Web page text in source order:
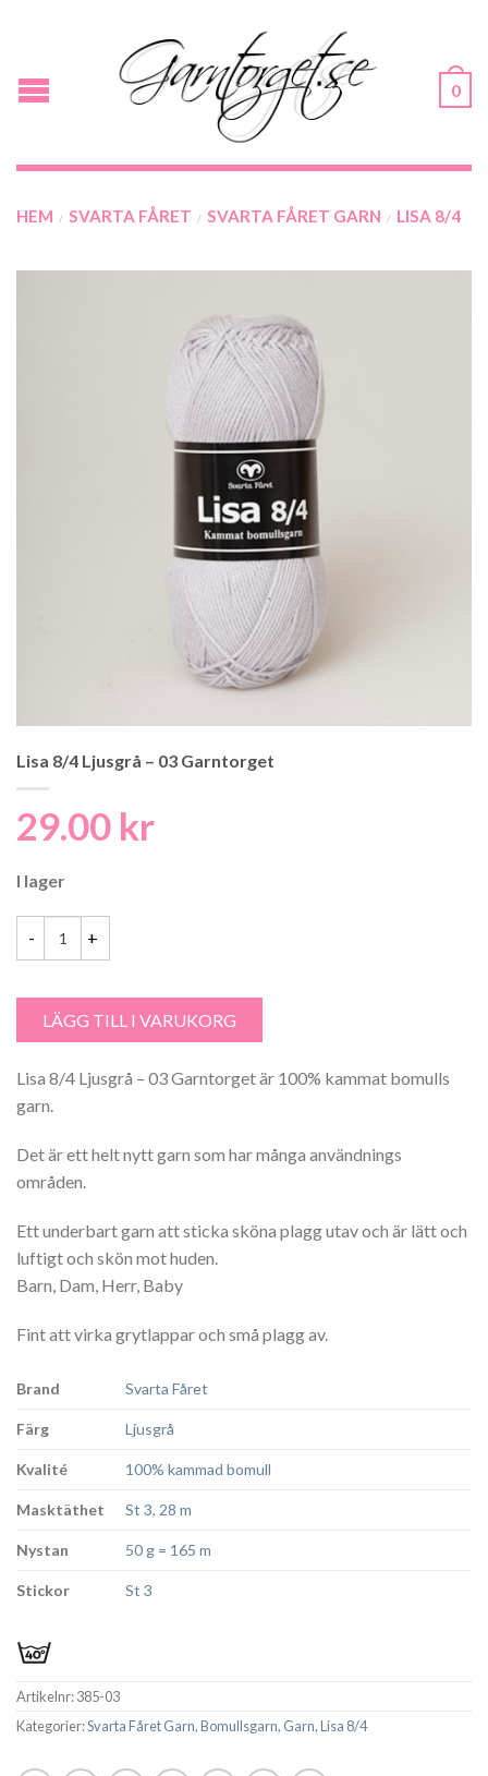
0
HEM / SVARTA FÅRET / SVARTA FÅRET GARN / LISA 8/4
Lisa 8/4 Ljusgrå – 03 Garntorget
29.00 kr
I lager
LÄGG TILL I VARUKORG
Lisa 8/4 Ljusgrå – 03 Garntorget är 100% kammat bomulls
garn.
Det är ett helt nytt garn som har många användnings
områden.
Ett underbart garn att sticka sköna plagg utav och är lätt och
luftigt och skön mot huden.
Barn, Dam, Herr, Baby
Fint att virka grytlappar och små plagg av.
Brand Svarta Fåret
Färg Ljusgrå
Kvalité 100% kammad bomull
Masktäthet St 3, 28 m
Nystan 50 g = 165 m
Stickor St 3
Artikelnr:385-03
Kategorier:Svarta Fåret Garn,Bomullsgarn, Garn,Lisa 8/4